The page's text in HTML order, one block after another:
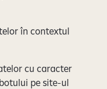
în contextul
cu caracter
pe site-ul